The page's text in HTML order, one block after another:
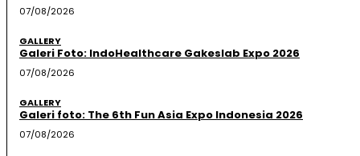
07/08/2026
GALLERY
Galeri Foto: IndoHealthcare Gakeslab Expo 2026
07/08/2026
GALLERY
Galeri foto: The 6th Fun Asia Expo Indonesia 2026
07/08/2026